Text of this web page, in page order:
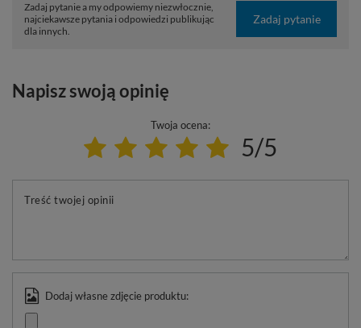
Zadaj pytanie a my odpowiemy niezwłocznie,
najciekawsze pytania i odpowiedzi publikując
dla innych.
Zadaj pytanie
Napisz swoją opinię
Twoja ocena:
5/5
Treść twojej opinii
Dodaj własne zdjęcie produktu: